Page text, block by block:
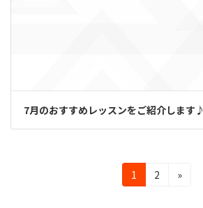
7月のおすすめレッスンをご紹介します♪
固
定
1
固
2 »